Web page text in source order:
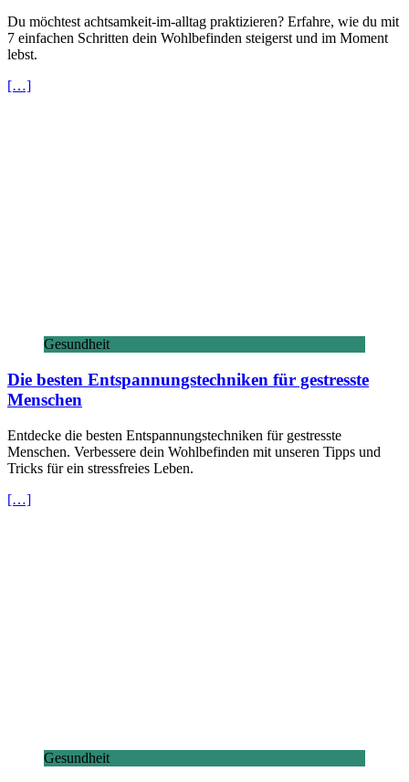
Du möchtest achtsamkeit-im-alltag praktizieren? Erfahre, wie du mit
7 einfachen Schritten dein Wohlbefinden steigerst und im Moment
lebst.
[…]
Gesundheit
Die besten Entspannungstechniken für gestresste
Menschen
Entdecke die besten Entspannungstechniken für gestresste
Menschen. Verbessere dein Wohlbefinden mit unseren Tipps und
Tricks für ein stressfreies Leben.
[…]
Gesundheit